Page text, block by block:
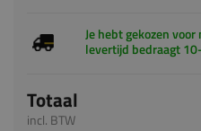
Je hebt gekozen
levertijd bedraagt
Totaal
incl. BTW